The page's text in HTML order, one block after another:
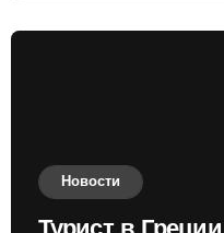
Новости